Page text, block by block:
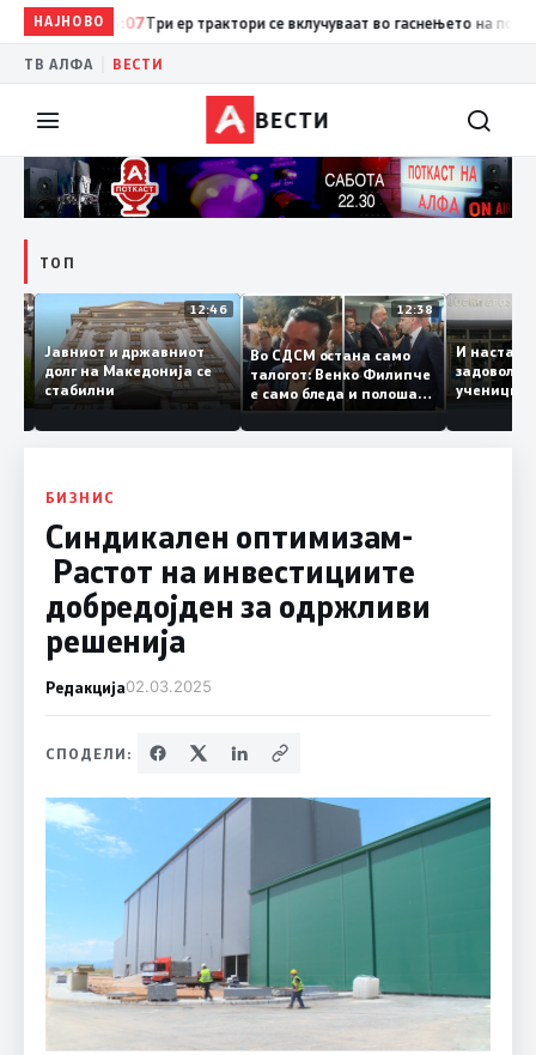
НАЈНОВО
13:07 Три ер трактори се вклучуваат во гаснењето на
ТВ АЛФА ВЕСТИ
ВЕСТИ
ТОП
12:47
ги
12:46
Јавниот и државниот
долг на Македонија се
стабилни
12:38
Во СДСМ остана само
талогот: Венко Филипче
е само бледа и полоша
копија дури и од Зоран
Заев
И
БИЗНИС
Синдикален оптимизам-
Растот на инвестициите
добредојден за одржливи
решенија
Редакција02.03.2025
СПОДЕЛИ: